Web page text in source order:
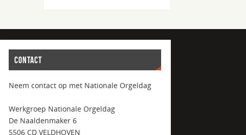
CONTACT
Neem contact op met Nationale Orgeldag
Werkgroep Nationale Orgeldag
De Naaldenmaker 6
5506 CD VELDHOVEN